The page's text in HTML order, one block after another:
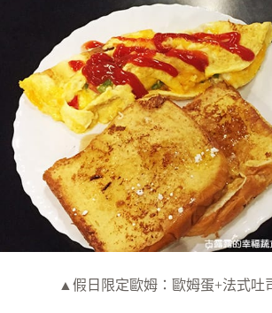
▲假日限定歐姆：歐姆蛋+法式吐